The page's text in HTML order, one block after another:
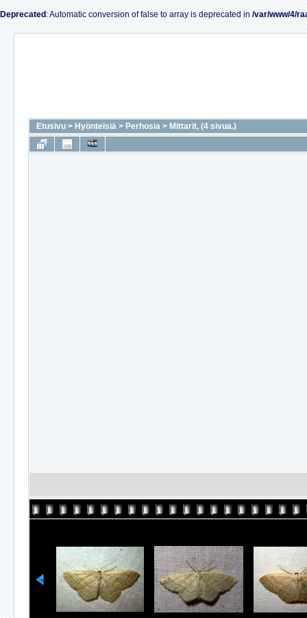
Deprecated : Automatic conversion of false to array is deprecated in /var/www/4/
Etusivu > Hyönteisiä > Perhosia > Mittarit, (4 sivua.)